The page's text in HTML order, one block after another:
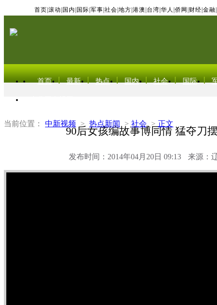
首页 滚动 国内 国际 军事 社会 地方 港澳 台湾 华人 侨网 财经 金融
首页 最新 热点 国内 社会 国际
当前位置： 中新视频 > 热点新闻 > 社会 > 正文
90后女孩编故事博同情 猛夺刀
发布时间：2014年04月20日 09:13 来源：